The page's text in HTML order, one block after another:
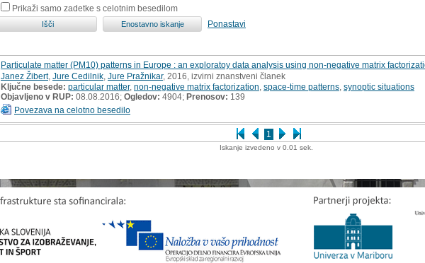
Prikaži samo zadetke s celotnim besedilom
Ponastavi
1
Particulate matter (PM10) patterns in Europe : an exploratoy data analysis using non-negative matrix
Janez Žibert, Jure Cedilnik Jure Pražnikar, 2016, izvirni znanstveni članek
Ključne besede: particular matter, non-negative matrix factorization space-time patterns synoptic situations
Objavljeno v RUP: 08.08.2016; Ogledov: 4904; Prenosov: 139
Povezava na celotno besedilo
Iskanje izvedeno v 0.01 sek.